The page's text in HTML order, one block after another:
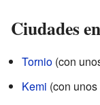
Ciudades
Tornio (con
Kemi (con